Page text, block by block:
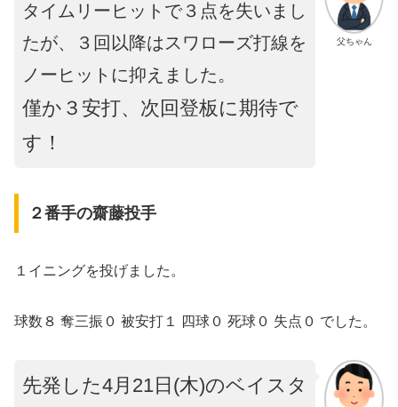
父ちゃん
タイムリーヒットで３点を失いまし
たが、３回以降はスワローズ打線を
ノーヒットに抑えました。
僅か３安打、次回登板に期待で
す！
２番手の齋藤投手
１イニングを投げました。
球数８ 奪三振０ 被安打１ 四球０ 死球０ 失点０ でした。
先発した4月21日(木)のベイスタ